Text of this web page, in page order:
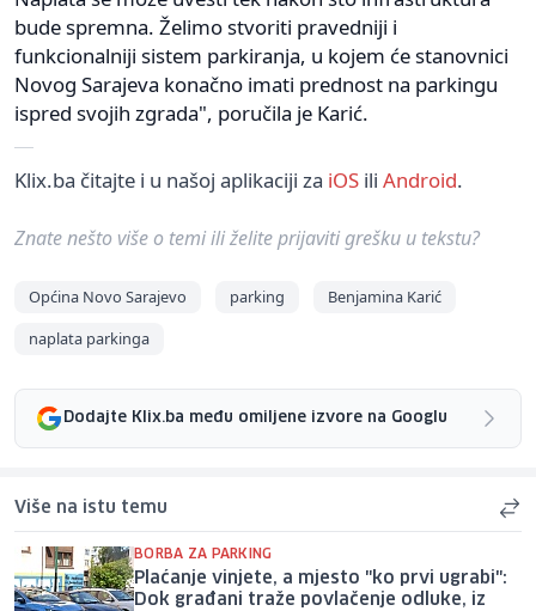
bude spremna. Želimo stvoriti pravedniji i
funkcionalniji sistem parkiranja, u kojem će stanovnici
Novog Sarajeva konačno imati prednost na parkingu
ispred svojih zgrada", poručila je Karić.
Klix.ba čitajte i u našoj aplikaciji za iOS ili Android.
Znate nešto više o temi ili želite prijaviti grešku u tekstu?
Općina Novo Sarajevo parking
Benjamina Karić
naplata parkinga
Dodajte Klix.ba među omiljene izvore na Googlu
Više na istu temu
BORBA ZA PARKING
Plaćanje vinjete, a mjesto "ko prvi ugrabi":
Dok građani traže povlačenje odluke, iz